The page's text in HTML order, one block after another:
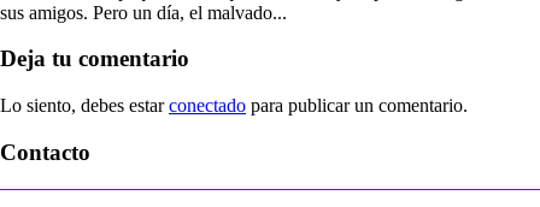
sus amigos. Pero un día, el malvado...
Deja tu comentario
Lo siento, debes estarconectado para publicar un comentario.
Contacto